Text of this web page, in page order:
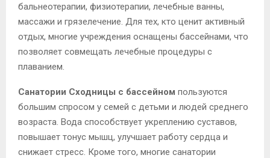
бальнеотерапии, физиотерапии, лечебные ванны,
массажи и грязелечение. Для тех, кто ценит активный
отдых, многие учреждения оснащены бассейнами, что
позволяет совмещать лечебные процедуры с
плаванием.
Санатории Сходницы с бассейном пользуются
большим спросом у семей с детьми и людей среднего
возраста. Вода способствует укреплению суставов,
повышает тонус мышц, улучшает работу сердца и
снижает стресс. Кроме того, многие санатории